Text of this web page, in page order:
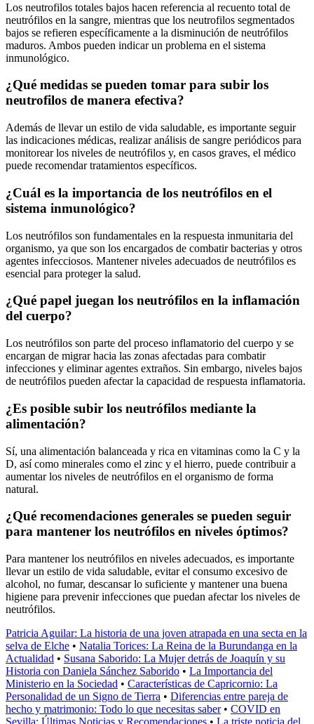
Los neutrofilos totales bajos hacen referencia al recuento total de
neutrófilos en la sangre, mientras que los neutrofilos segmentados
bajos se refieren específicamente a la disminución de neutrófilos
maduros. Ambos pueden indicar un problema en el sistema
inmunológico.
¿Qué medidas se pueden tomar para subir los
neutrofilos de manera efectiva?
Además de llevar un estilo de vida saludable, es importante seguir
las indicaciones médicas, realizar análisis de sangre periódicos para
monitorear los niveles de neutrófilos y, en casos graves, el médico
puede recomendar tratamientos específicos.
¿Cuál es la importancia de los neutrófilos en el
sistema inmunológico?
Los neutrófilos son fundamentales en la respuesta inmunitaria del
organismo, ya que son los encargados de combatir bacterias y otros
agentes infecciosos. Mantener niveles adecuados de neutrófilos es
esencial para proteger la salud.
¿Qué papel juegan los neutrófilos en la inflamación
del cuerpo?
Los neutrófilos son parte del proceso inflamatorio del cuerpo y se
encargan de migrar hacia las zonas afectadas para combatir
infecciones y eliminar agentes extraños. Sin embargo, niveles bajos
de neutrófilos pueden afectar la capacidad de respuesta inflamatoria.
¿Es posible subir los neutrófilos mediante la
alimentación?
Sí, una alimentación balanceada y rica en vitaminas como la C y la
D, así como minerales como el zinc y el hierro, puede contribuir a
aumentar los niveles de neutrófilos en el organismo de forma
natural.
¿Qué recomendaciones generales se pueden seguir
para mantener los neutrófilos en niveles óptimos?
Para mantener los neutrófilos en niveles adecuados, es importante
llevar un estilo de vida saludable, evitar el consumo excesivo de
alcohol, no fumar, descansar lo suficiente y mantener una buena
higiene para prevenir infecciones que puedan afectar los niveles de
neutrófilos.
Patricia Aguilar: La historia de una joven atrapada en una secta en la
selva de Elche • Natalia Torices: La Reina de la Burundanga en la
Actualidad • Susana Saborido: La Mujer detrás de Joaquín y su
Historia con Daniela Sánchez Saborido • La Importancia del
Ministerio en la Sociedad • Características de Capricornio: La
Personalidad de un Signo de Tierra • Diferencias entre pareja de
hecho y matrimonio: Todo lo que necesitas saber• COVID en
Sevilla: Últimas Noticias y Recomendaciones • La triste noticia del